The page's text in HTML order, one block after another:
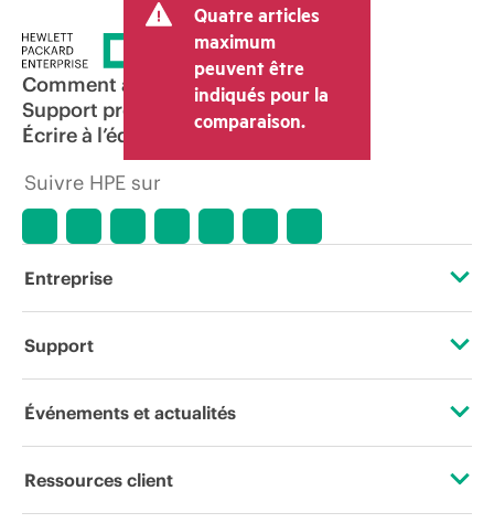
Quatre articles
maximum
peuvent être
indiqués pour la
comparaison.
Comment acheter
Support produit
Écrire à l’équipe commerciale
Suivre HPE sur
Entreprise
À propos de HPE
Responsabilité d’entreprise
Support
Services d’assistance opérationnelle (OSS)
Événements et actualités
Événements
Ressources client